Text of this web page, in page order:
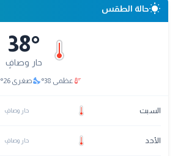
wb_sunnyحالة الطقس
38°
حار وصافٍ
thermostatعظمى 38
°
nights_stayصغرى 26
°
السبت حار وصافٍ
الأحد حار وصافٍ